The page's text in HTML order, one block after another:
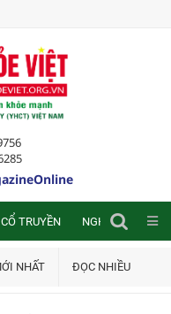
TRUYỀN NGHIÊN CỨU
NHẤT ĐỌC NHIỀU